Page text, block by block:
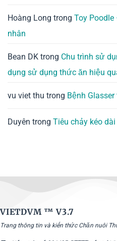
Hoàng Long trong Toy
nhân
Bean DK trong Chu trình sử
dụng sử dụng thức ăn hiệu
vu viet thu trong Bệnh
Duyên trong Tiêu chảy kéo
VIETDVM ™V3.7
Trang thông tin và kiến thức Chăn nuôi